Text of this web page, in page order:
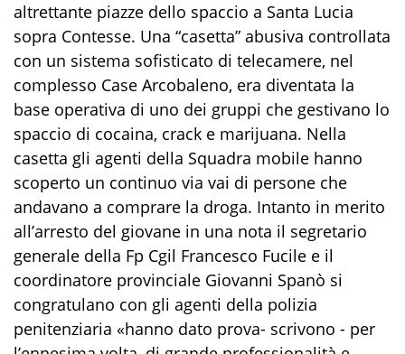
altrettante piazze dello spaccio a Santa Lucia
sopra Contesse. Una “casetta” abusiva controllata
con un sistema sofisticato di telecamere, nel
complesso Case Arcobaleno, era diventata la
base operativa di uno dei gruppi che gestivano lo
spaccio di cocaina, crack e marijuana. Nella
casetta gli agenti della Squadra mobile hanno
scoperto un continuo via vai di persone che
andavano a comprare la droga. Intanto in merito
all’arresto del giovane in una nota il segretario
generale della Fp Cgil Francesco Fucile e il
coordinatore provinciale Giovanni Spanò si
congratulano con gli agenti della polizia
penitenziaria «hanno dato prova- scrivono - per